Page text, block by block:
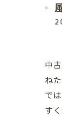
中
ね
で
す